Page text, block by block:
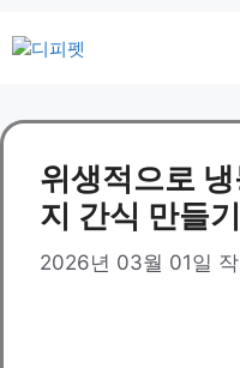
텐
로
건
위생적으로
지 간식 만들기
2026년 03월 01일